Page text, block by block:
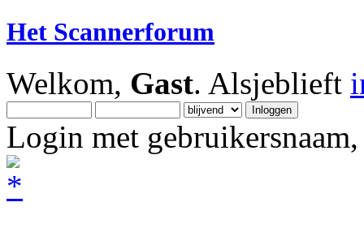
Het Scannerforum
Welkom, Gast. Alsjeblieft
Login met